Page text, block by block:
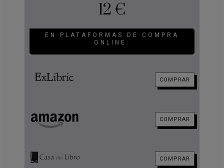
12 €
EN PLATAFORMAS DE COMPRA
ONLINE:
COMPRAR
COMPRAR
COMPRAR